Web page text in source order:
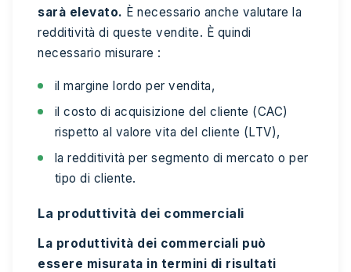
sarà elevato. È necessario anche valutare la
redditività di queste vendite. È quindi
necessario misurare :
il margine lordo per vendita,
il costo di acquisizione del cliente (CAC)
rispetto al valore vita del cliente (LTV),
la redditività per segmento di mercato o per
tipo di cliente.
La produttività dei commerciali
La produttività dei commerciali può
essere misurata in termini di risultati